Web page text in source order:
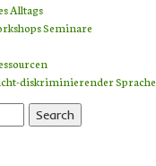
Alltags
Seminare
diskriminierender Sprache